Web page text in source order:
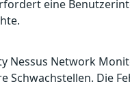
eine
Nessus Network
Schwachstellen. Die